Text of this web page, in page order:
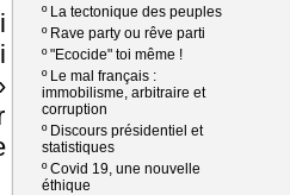
º La tectonique des peuples
º Rave party ou rêve parti
º"Ecocide" toi même !
º Le mal français :
immobilisme, arbitraire et
corruption
º Discours présidentiel et
statistiques
ºCovid 19, une nouvelle
éthique